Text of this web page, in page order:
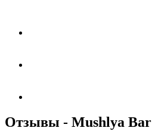
Отзывы - Mushlya Bar